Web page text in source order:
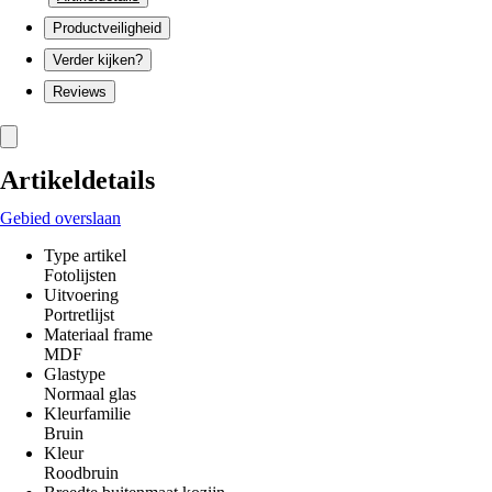
Productveiligheid
Verder kijken?
Reviews
Artikeldetails
Gebied overslaan
Type artikel
Fotolijsten
Uitvoering
Portretlijst
Materiaal frame
MDF
Glastype
Normaal glas
Kleurfamilie
Bruin
Kleur
Roodbruin